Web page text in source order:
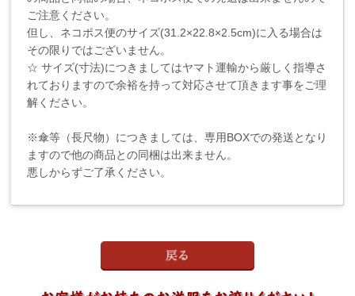
ご注意ください。
但し、ネコポス便のサイズ(31.2×22.8×2.5cm)に入る場合は
その限りではございません。
☆ サイズ(寸法)につきましてはヤマト運輸から厳しく指導さ
れておりますので余裕を持って対応させて頂きます事をご理
解ください。
※傘等（長尺物）につきましては、専用BOXでの発送となり
ますので他の商品との同梱は出来ません。
悪しからずご了承ください。